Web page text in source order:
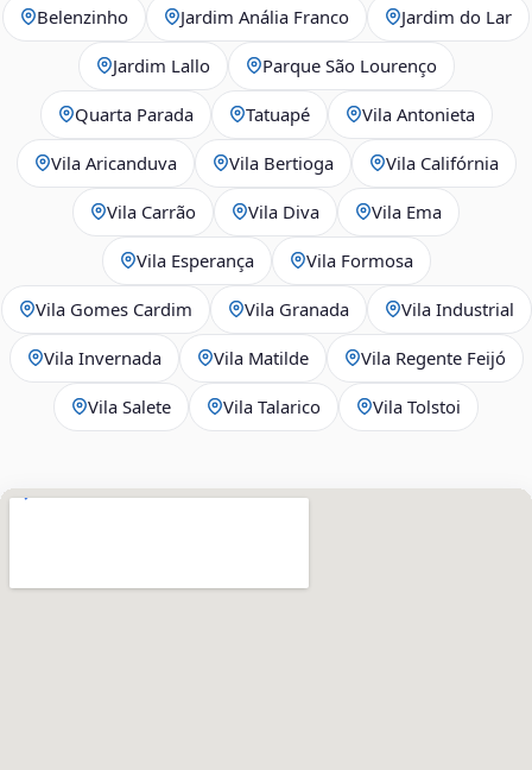
Belenzinho Jardim Anália Franco Jardim do Lar
Jardim Lallo Parque São Lourenço
Quarta Parada Tatuapé Vila Antonieta
Vila Aricanduva Vila Bertioga Vila Califórnia
Vila Carrão Vila Diva Vila Ema
Vila Esperança Vila Formosa
Vila Gomes Cardim Vila Granada Vila Industrial
Vila Invernada Vila Matilde Vila Regente Feijó
Vila Salete Vila Talarico Vila Tolstoi